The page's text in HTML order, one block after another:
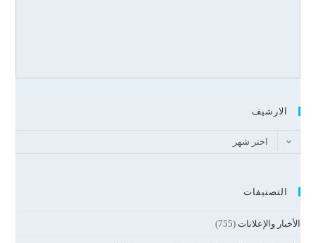
الارشيف
اختر شهر
التصنيفات
الأخبار والإعلانات (755)